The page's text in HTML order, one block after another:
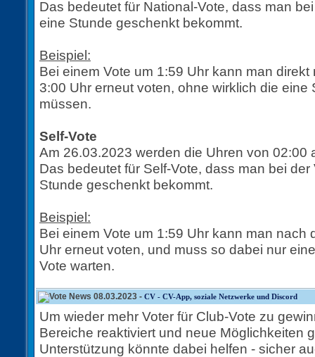
Das bedeutet für National-Vote, dass man
eine Stunde geschenkt bekommt.
Beispiel:
Bei einem Vote um 1:59 Uhr kann man
3:00 Uhr erneut voten, ohne wirklich die eine
müssen.
Self-Vote
Am 26.03.2023 werden die Uhren von 02:00
Das bedeutet für Self-Vote, dass man bei
Stunde geschenkt bekommt.
Beispiel:
Bei einem Vote um 1:59 Uhr kann man nach
Uhr erneut voten, und muss so dabei nur
Vote warten.
08.03.2023 - CV - CV-App, soziale Netzwerke und Discord
Um wieder mehr Voter für Club-Vote zu
Bereiche reaktiviert und neue Möglichkeiten
Unterstützung könnte dabei helfen - sicher